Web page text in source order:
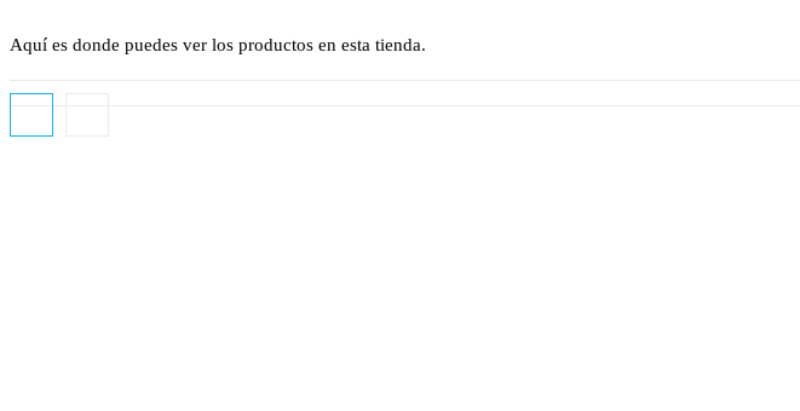
Aquí es donde puedes ver los productos en esta tienda.